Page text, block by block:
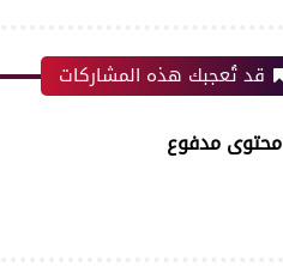
قد تُعجبك هذه المشاركات
محتوى مدفوع
اتحاد العاصمة الجزائرى بطلاً
لكأس الكونفدرالية الإفريقية